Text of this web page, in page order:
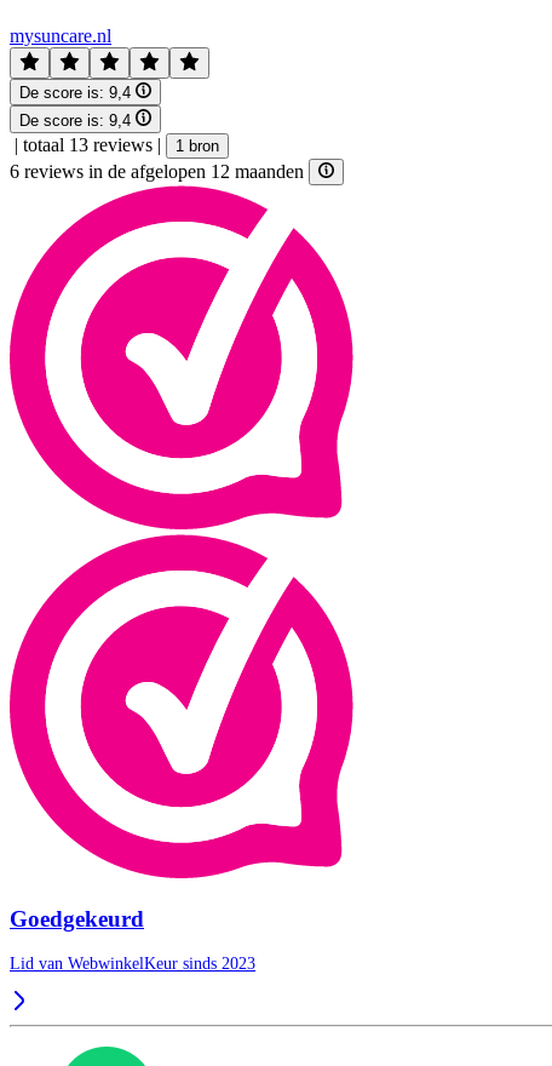
mysuncare.nl
De score is: 9,4
De score is: 9,4
| totaal 13 reviews | 1 bron
6 reviews in de afgelopen 12 maanden
Goedgekeurd
Lid van WebwinkelKeur sinds 2023